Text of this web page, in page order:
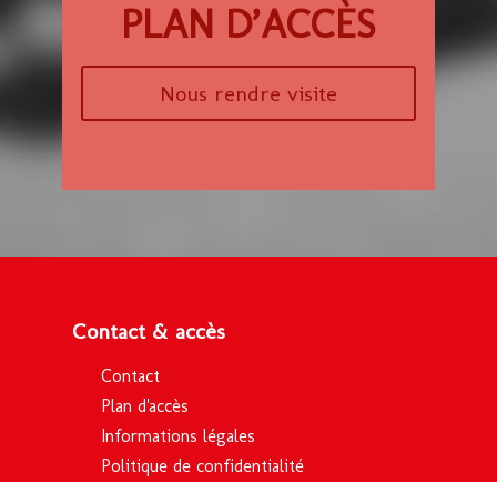
PLAN D’ACCÈS
Nous rendre visite
Contact & accès
Contact
Plan d'accès
Informations légales
Politique de confidentialité